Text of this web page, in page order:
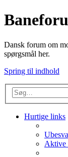
Dansk forum om
spørgsmål her.
Spring til indhold
Hurtige links
Aktive